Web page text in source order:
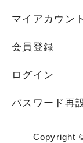
マイアカウント
会員登録
ログイン
パスワード再
Copyright